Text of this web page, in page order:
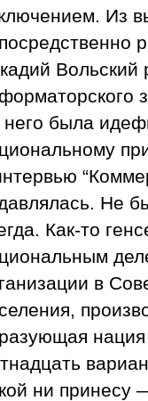
Из
Вольский
него была
Не
Как-то
в
ни принесу